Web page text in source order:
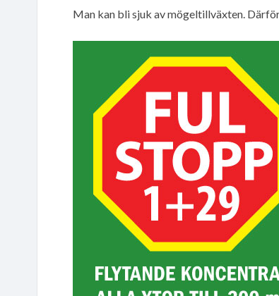
Man kan bli sjuk av mögeltillväxten.